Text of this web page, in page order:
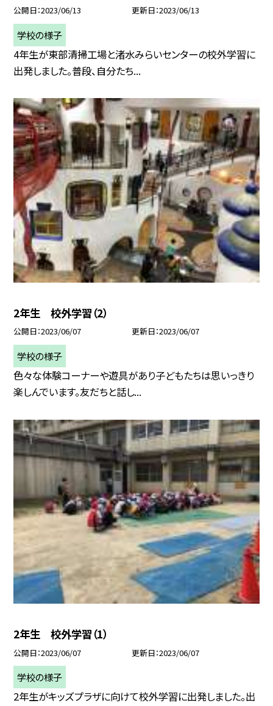
公開日 2023/06/13 更新日 2023/06/13
学校の様子
4年生が東部清掃工場と渚水みらいセンターの校外学習に
出発しました。普段、自分たち...
2年生 校外学習（2）
公開日 2023/06/07 更新日 2023/06/07
学校の様子
色々な体験コーナーや遊具があり子どもたちは思いっきり
楽しんでいます。友だちと話し...
2年生 校外学習（1）
公開日 2023/06/07 更新日 2023/06/07
学校の様子
2年生がキッズプラザに向けて校外学習に出発しました。出